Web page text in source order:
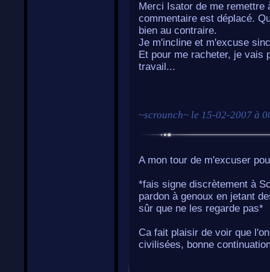
Merci Isator de me remettre
commentaire est déplacé.
bien au contraire.
Je m'incline et m'excuse
Et pour me racheter, je vais
travail...
~scrounch~ le 15-02-2007 à
A mon tour de m'excuser
*fais signe discrètement à
pardon à genoux en jetant
sûr que ne les regarde pas*
Ca fait plaisir de voir que
civilisées, bonne